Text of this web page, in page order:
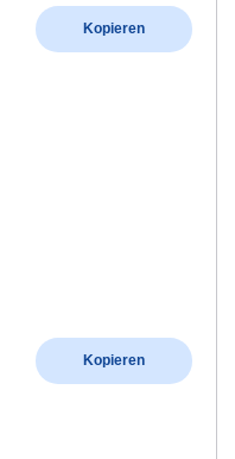
Kopieren
Kopieren